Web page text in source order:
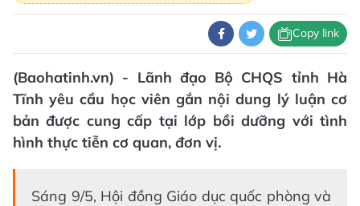
Copy link
(Baohatinh.vn) - Lãnh đạo Bộ CHQS tỉnh Hà
Tĩnh yêu cầu học viên gắn nội dung lý luận cơ
bản được cung cấp tại lớp bồi dưỡng với tình
hình thực tiễn cơ quan, đơn vị.
Sáng 9/5, Hội đồng Giáo dục quốc phòng và